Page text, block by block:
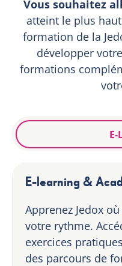
Vous souhaitez
atteint le plus
formation de la
développer
formations
E-learning &
Apprenez Jedox
votre rythme.
exercices
des parcours de